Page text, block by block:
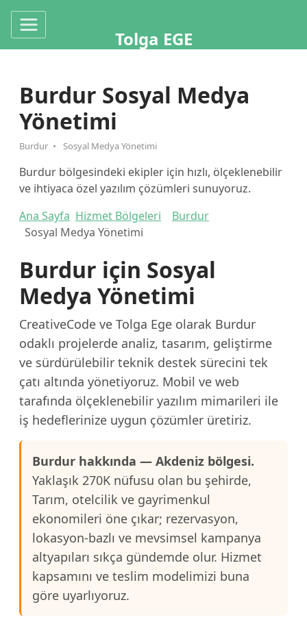
Tolga EGE
Burdur Sosyal Medya
Yönetimi
Burdur Sosyal Medya Yönetimi
Burdur bölgesindeki ekipler için hızlı, ölçeklenebilir
ve ihtiyaca özel yazılım çözümleri sunuyoruz.
Ana Sayfa Hizmet Bölgeleri
Burdur
Sosyal Medya Yönetimi
Burdur için Sosyal
Medya Yönetimi
CreativeCode ve Tolga Ege olarak Burdur
odaklı projelerde analiz, tasarım, geliştirme
ve sürdürülebilir teknik destek sürecini tek
çatı altında yönetiyoruz. Mobil ve web
tarafında ölçeklenebilir yazılım mimarileri ile
iş hedeflerinize uygun çözümler üretiriz.
Burdur hakkında — Akdeniz bölgesi.
Yaklaşık 270K nüfusu olan bu şehirde,
Tarım, otelcilik ve gayrimenkul
ekonomileri öne çıkar; rezervasyon,
lokasyon-bazlı ve mevsimsel kampanya
altyapıları sıkça gündemde olur. Hizmet
kapsamını ve teslim modelimizi buna
göre uyarlıyoruz.